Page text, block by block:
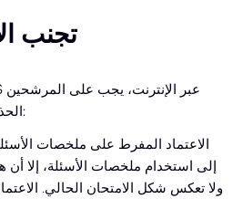
تجنب
الحذر من بعض الأخطاء الشائعة:
الاعتماد المفرط على ملخصات
إلى استخدام ملخصات الأسئلة، إلا أن
ولا تعكس شكل الامتحان الحالي.